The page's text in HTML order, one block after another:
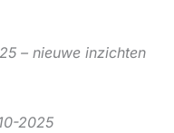
– nieuwe inzichten
2025